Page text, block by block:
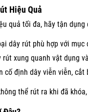
Hiệu Quả
quả tối đa, hãy tận dụng
dây rút phù hợp với
rút xung quanh vật dụng
cố định dây viễn viễn,
thể rút ra khi đã